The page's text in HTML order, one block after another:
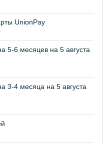
UnionPay
5-6 месяцев на 5 августа
3-4 месяца на 5 августа